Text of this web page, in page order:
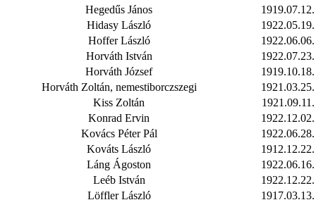
Hegedűs János
1919.07.12.
Hidasy László
1922.05.19.
Hoffer László
1922.06.06.
Horváth István
1922.07.23.
Horváth József
1919.10.18.
Horváth Zoltán, nemestiborczszegi
1921.03.25.
Kiss Zoltán
1921.09.11.
Konrad Ervin
1922.12.02.
Kovács Péter Pál
1922.06.28.
Kováts László
1912.12.22.
Láng Ágoston
1922.06.16.
Leéb István
1922.12.22.
Löffler László
1917.03.13.